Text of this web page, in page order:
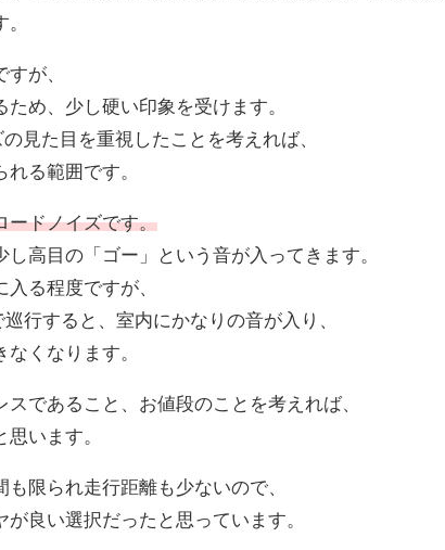
が、
め、少し硬い印象を受けます。
見た目を重視したことを考えれば、
る範囲です。
ードノイズです。
し高目の「ゴー」という音が入ってきます。
る程度ですが、
行すると、室内にかなりの音が入り、
くなります。
であること、お値段のことを考えれば、
います。
限られ走行距離も少ないので、
良い選択だったと思っています。